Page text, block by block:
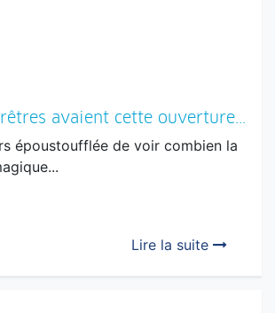
avaient cette ouverture...
époustoufflée de voir combien la
Lire la suite